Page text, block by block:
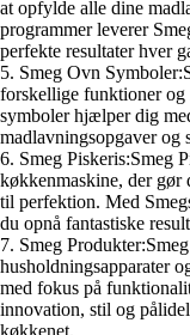
at opfylde alle dine
programmer leverer
perfekte resultater hver
5. Smeg Ovn
forskellige funktioner
symboler hjælper dig
madlavningsopgaver og
6. Smeg Piskeris:Smeg
køkkenmaskine, der gør
til perfektion. Med
du opnå fantastiske
7. Smeg
husholdningsapparater
med fokus på
innovation, stil og
køkkenet.